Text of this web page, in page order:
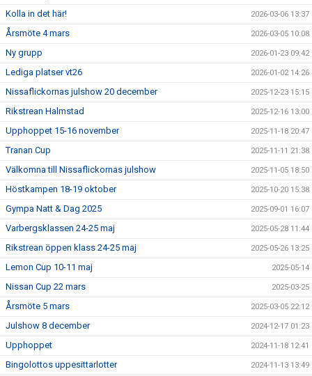
Kolla in det här! 2026-03-06 13:37
Årsmöte 4 mars 2026-03-05 10:08
Ny grupp 2026-01-23 09:42
Lediga platser vt26 2026-01-02 14:26
Nissaflickornas julshow 20 december 2025-12-23 15:15
Rikstrean Halmstad 2025-12-16 13:00
Upphoppet 15-16 november 2025-11-18 20:47
Tranan Cup 2025-11-11 21:38
Välkomna till Nissaflickornas julshow 2025-11-05 18:50
Höstkampen 18-19 oktober 2025-10-20 15:38
Gympa Natt & Dag 2025 2025-09-01 16:07
Varbergsklassen 24-25 maj 2025-05-28 11:44
Rikstrean öppen klass 24-25 maj 2025-05-26 13:25
Lemon Cup 10-11 maj 2025-05-14
Nissan Cup 22 mars 2025-03-25
Årsmöte 5 mars 2025-03-05 22:12
Julshow 8 december 2024-12-17 01:23
Upphoppet 2024-11-18 12:41
Bingolottos uppesittarlotter 2024-11-13 13:49